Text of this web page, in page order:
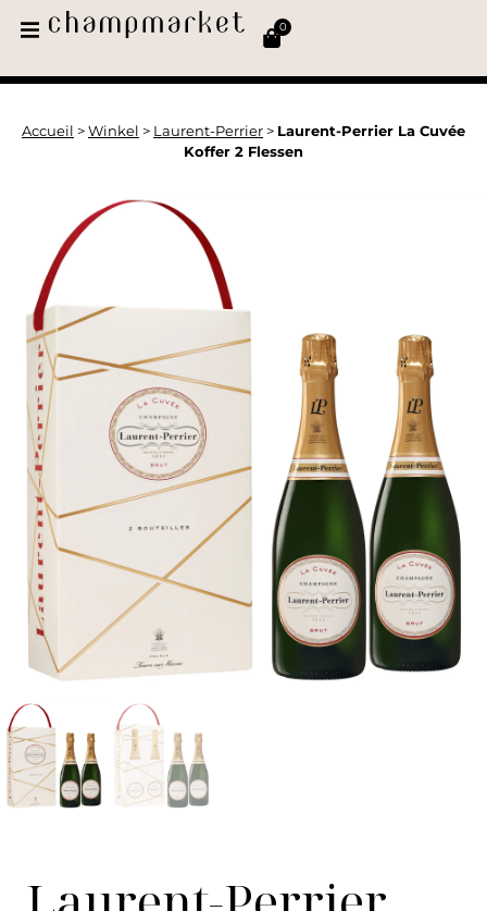
0
Accueil > Winkel > Laurent-Perrier > Laurent-Perrier La Cuvée
Koffer 2 Flessen